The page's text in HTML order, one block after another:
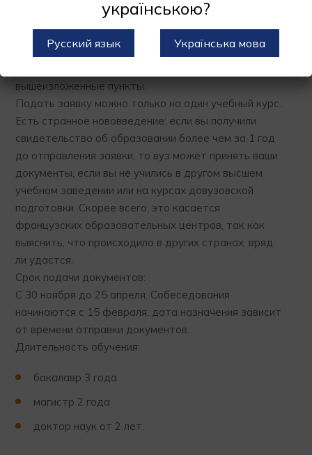
пройти собеседование.
Ежегодно устанавливается минимальный проходной
вышеизложенные пункты.
Подать заявку можно только на один учебный курс.
Есть странное нововведение: если вы получили
свидетельство об образовании более чем за 1 год
до отправления заявки, то вуз может принять ваши
документы, если вы не учились в другом высшем
учебном заведении или на курсах довузовской
подготовки. Скорее всего, это касается
французских образовательных центров, так как
выяснить, что происходило в других странах, вряд
ли удастся.
Срок подачи документов:
С 30 ноября до 25 апреля. Собеседования
начинаются с 15 февраля, дата назначения зависит
от времени отправки документов.
Длительность обучения:
бакалавр 3 года
магистр 2 года
доктор наук от 2 лет.
українською?
Русский язык Українська мова